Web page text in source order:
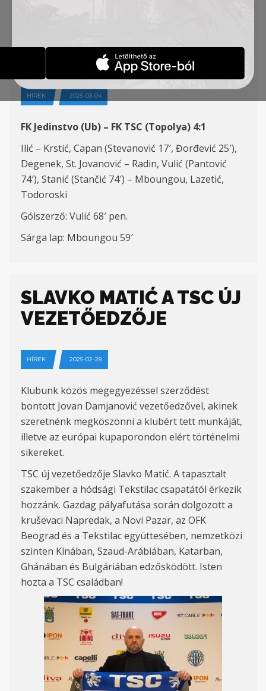
4:1
HÍREK 2025-03-04
FK Jedinstvo (Ub) – FK TSC (Topolya) 4:1
Ilić – Krstić, Capan (Stevanović 17′, Đorđević 25′),
Degenek, St. Jovanović – Radin, Vulić (Pantović
74′), Stanić (Stančić 74′) – Mboungou, Lazetić,
Todoroski
Gólszerző: Vulić 68′ pen.
Sárga lap: Mboungou 59′
SLAVKO MATIĆ A TSC ÚJ
VEZETŐEDZŐJE
HÍREK 2025-02-28
Klubunk közös megegyezéssel szerződést
bontott Jovan Damjanović vezetőedzővel, akinek
szeretnénk megköszönni a klubért tett munkáját,
illetve az európai kupaporondon elért történelmi
sikereket.
TSC új vezetőedzője Slavko Matić. A tapasztalt
szakember a hódsági Tekstilac csapatától érkezik
hozzánk. Gazdag pályafutása során dolgozott a
kruševaci Napredak, a Novi Pazar, az OFK
Beograd és a Tekstilac együttesében, nemzetközi
szinten Kínában, Szaud-Arábiában, Katarban,
Ghánában és Bulgáriában edzősködött. Isten
hozta a TSC családban!